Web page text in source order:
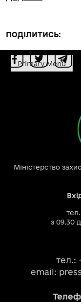
ПОДІЛИТИСЬ:
Primary Menu
Міністерство
з 09.30
тел.:
email: